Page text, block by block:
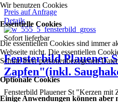
Preis auf Anfrage
Details
Sofort lieferbar
Fensterbild Plauener
Zapfen"(inkl.
Fensterbild Plauener St "Kerzen mit
Wir benutzen Cookies
Essentielle Cookies
Die essentiellen Cookies sind immer
Webseite nicht. Die essentiellen
Schutz Ihrer personenbezogenen
Optionale Cookies
Einige Anwendungen können aber